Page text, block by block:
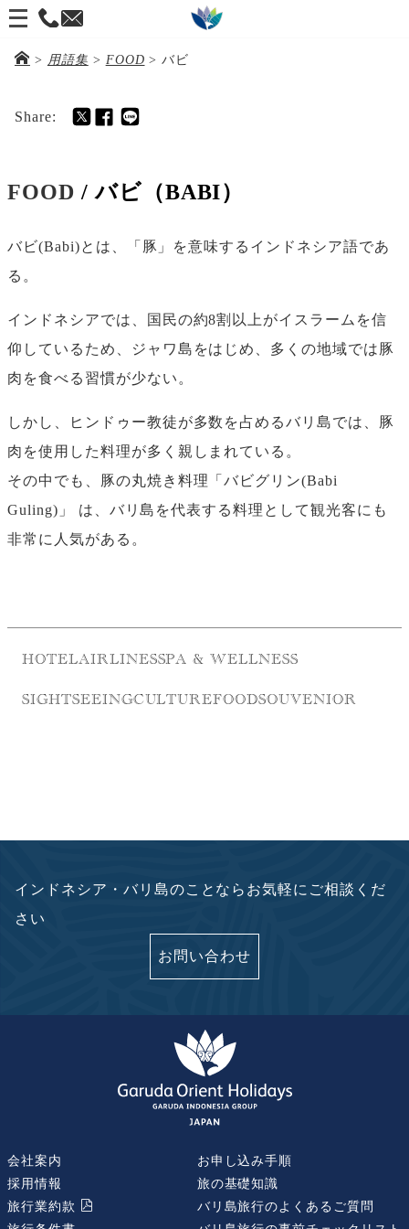
メ
く
> 用語集 > FOOD >バビ
Share:
FOOD / バビ（BABI）
バビ(Babi)とは、「豚」を意味するインドネシア語であ
る。
インドネシアでは、国民の約8割以上がイスラームを信
仰しているため、ジャワ島をはじめ、多くの地域では豚
肉を食べる習慣が少ない。
しかし、ヒンドゥー教徒が多数を占めるバリ島では、豚
肉を使用した料理が多く親しまれている。
その中でも、豚の丸焼き料理「バビグリン(Babi
Guling)」 は、バリ島を代表する料理として観光客にも
非常に人気がある。
HOTELAIRLINESSPA & WELLNESS
SIGHTSEEINGCULTUREFOODSOUVENIOR
インドネシア・バリ島のことならお気軽にご相談くだ
さい
お問い合わせ
会社案内
採用情報
旅行業約款
お申し込み手順
旅の基礎知識
バリ島旅行のよくあるご質問